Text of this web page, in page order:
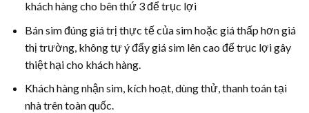
khách hàng cho bên thứ 3 để trục lợi
Bán sim đúng giá trị thực tế của sim hoặc giá thấp hơn giá
thị trường, không tự ý đẩy giá sim lên cao để trục lợi gây
thiệt hại cho khách hàng.
Khách hàng nhận sim, kích hoạt, dùng thử, thanh toán tại
nhà trên toàn quốc.